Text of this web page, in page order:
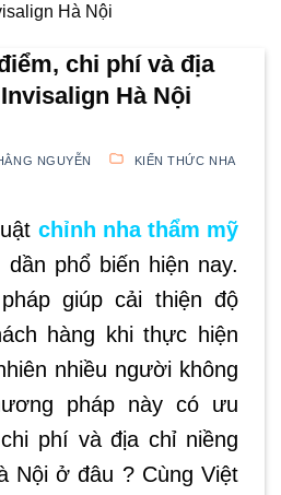
Hà Nội
chi phí và địa
Hà Nội
NGUYỄN
KIẾN THỨC NHA
chỉnh nha thẩm mỹ
dần phổ biến hiện nay.
giúp cải thiện độ
hàng khi thực hiện
nhiều người không
pháp này có ưu
phí và địa chỉ niềng
Nội ở đâu ? Cùng Việt